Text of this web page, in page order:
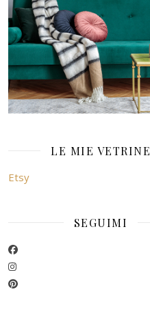
LE MIE VETRINE
Etsy
SEGUIMI